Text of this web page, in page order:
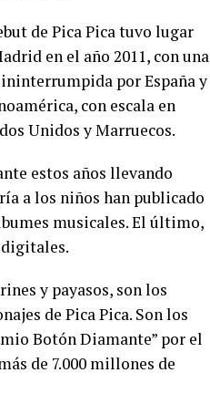
de Pica Pica tuvo lugar
en el año 2011, con una
por España y
con escala en
Unidos y Marruecos.
estos años llevando
a los niños han publicado
musicales. El último,
digitales.
y payasos, son los
de Pica Pica. Son los
Botón Diamante” por el
de 7.000 millones de